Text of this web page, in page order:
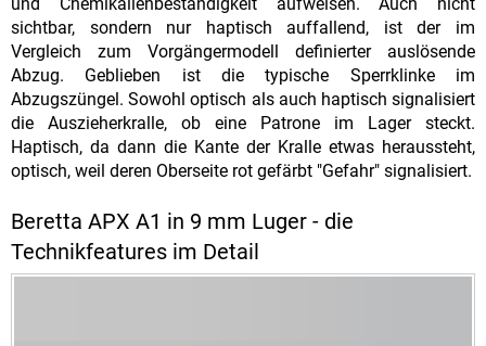
sichtbar, sondern nur haptisch auffallend, ist der im
Vergleich zum Vorgängermodell definierter auslösende
Abzug. Geblieben ist die typische Sperrklinke im
Abzugszüngel. Sowohl optisch als auch haptisch signalisiert
die Auszieherkralle, ob eine Patrone im Lager steckt.
Haptisch, da dann die Kante der Kralle etwas heraussteht,
optisch, weil deren Oberseite rot gefärbt "Gefahr" signalisiert.
Beretta APX A1 in 9 mm Luger - die
Technikfeatures im Detail